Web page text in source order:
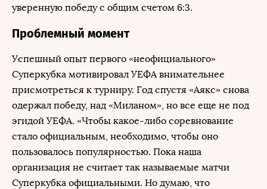
уверенную победу с общим счетом 6:3.
Проблемный момент
Успешный опыт первого «неофициального»
Суперкубка мотивировал УЕФА внимательнее
присмотреться к турниру. Год спустя «Аякс» снова
одержал победу, над «Миланом», но все еще не под
эгидой УЕФА. «Чтобы какое-либо соревнование
стало официальным, необходимо, чтобы оно
пользовалось популярностью. Пока наша
организация не считает так называемые матчи
Суперкубка официальными. Но думаю, что